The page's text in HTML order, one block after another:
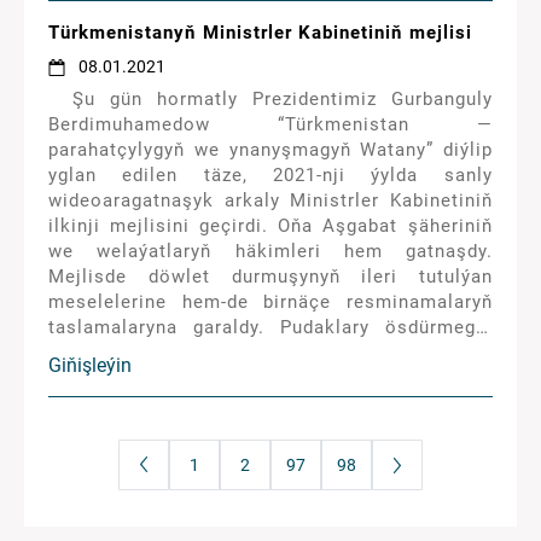
Türkmenistanyň Ministrler Kabinetiniň mejlisi
08.01.2021
Şu gün hormatly Prezidentimiz Gurbanguly
Berdimuhamedow “Türkmenistan —
parahatçylygyň we ynanyşmagyň Watany” diýlip
yglan edilen täze, 2021-nji ýylda sanly
wideoaragatnaşyk arkaly Ministrler Kabinetiniň
ilkinji mejlisini geçirdi. Oňa Aşgabat şäheriniň
we welaýatlaryň häkimleri hem gatnaşdy.
Mejlisde döwlet durmuşynyň ileri tutulýan
meselelerine hem-de birnäçe resminamalaryň
taslamalaryna garaldy. Pudaklary ösdürmegiň
netijeleri, ýurdumyzy durmuş-ykdysady taýdan
mundan beýläk-de ösdürmegiň meýilnamalary,
şeýle hem şanly senäniň — Watanymyzyň
mynasybetli geçirilmegi meýilleşdirilen
çäreleriň maksatnamalary üns merkezinde
Giňişleýin
1 2 97 98